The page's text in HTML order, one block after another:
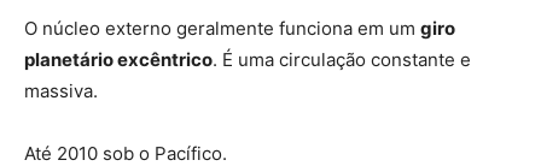
O núcleo externo geralmente funciona em um giro
planetário excêntrico. É uma circulação constante e
massiva.
Até 2010 sob o Pacífico.